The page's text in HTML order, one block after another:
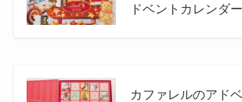
ドベントカレンダー
カファレルのアド